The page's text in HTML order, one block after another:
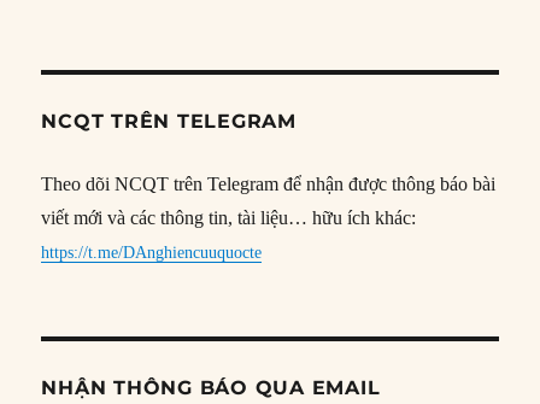
NCQT TRÊN TELEGRAM
Theo dõi NCQT trên Telegram để nhận được thông báo bài
viết mới và các thông tin, tài liệu… hữu ích khác:
https://t.me/DAnghiencuuquocte
NHẬN THÔNG BÁO QUA EMAIL